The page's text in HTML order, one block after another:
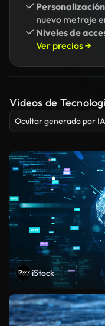
nuevo metraje
Niveles de
Ver precios →
Videos de
Ocultar generado por IA
iStock